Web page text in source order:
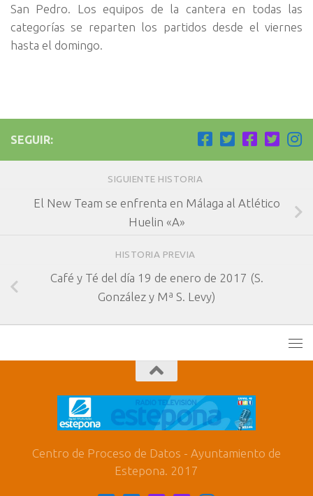
San Pedro. Los equipos de la cantera en todas las
categorías se reparten los partidos desde el viernes
hasta el domingo.
SEGUIR:
SIGUIENTE HISTORIA
El New Team se enfrenta en Málaga al Atlético
Huelin «A»
HISTORIA PREVIA
Café y Té del día 19 de enero de 2017 (S.
González y Mª S. Levy)
Centro de Proceso de Datos - Ayuntamiento de
Estepona. 2017